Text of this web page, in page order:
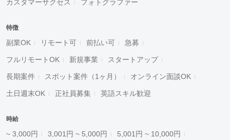
カスタマーサクセス フォトグラファー
特徴
副業OK リモート可 前払い可 急募
フルリモートOK 新規事業 スタートアップ
長期案件 スポット案件（1ヶ月） オンライン面談OK
土日週末OK 正社員募集 英語スキル歓迎
時給
~ 3,000円 3,001円 ~ 5,000円 5,001円 ~ 10,000円